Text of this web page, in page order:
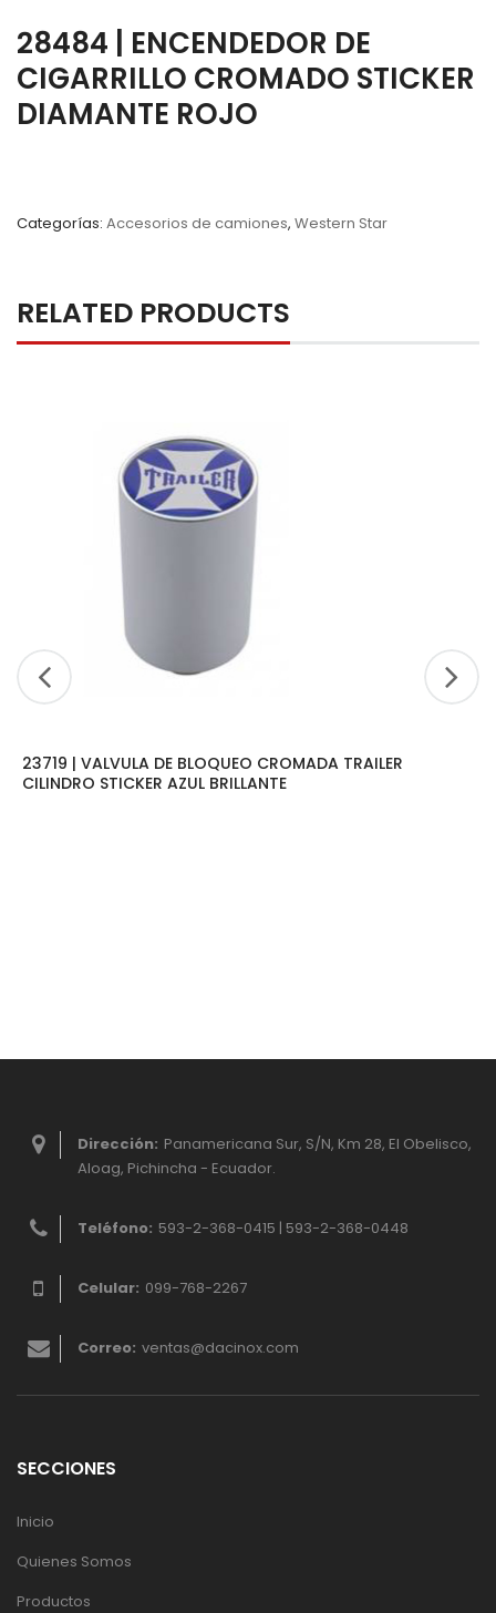
28484 | ENCENDEDOR DE
CIGARRILLO CROMADO STICKER
DIAMANTE ROJO
Categorías: Accesorios de camiones, Western Star
RELATED PRODUCTS
23719 | VALVULA DE BLOQUEO CROMADA TRAILER
CILINDRO STICKER AZUL BRILLANTE
Dirección: Panamericana Sur, S/N, Km 28, El Obelisco,
Aloag, Pichincha - Ecuador.
Teléfono: 593-2-368-0415 | 593-2-368-0448
Celular: 099-768-2267
Correo: ventas@dacinox.com
SECCIONES
Inicio
Quienes Somos
Productos